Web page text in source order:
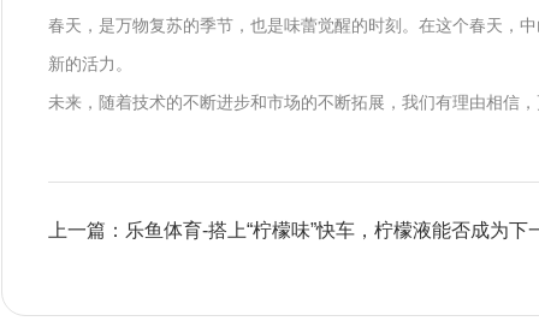
春天，是万物复苏的季节，也是味蕾觉醒的时刻。在这个春天，
新的活力。
未来，随着技术的不断进步和市场的不断拓展，我们有理由相信
上一篇：乐鱼体育-搭上“柠檬味”快车，柠檬液能否成为